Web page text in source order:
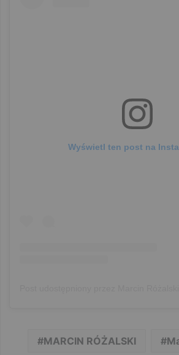
Wyświetl ten post na
MARCIN RÓŻALSKI